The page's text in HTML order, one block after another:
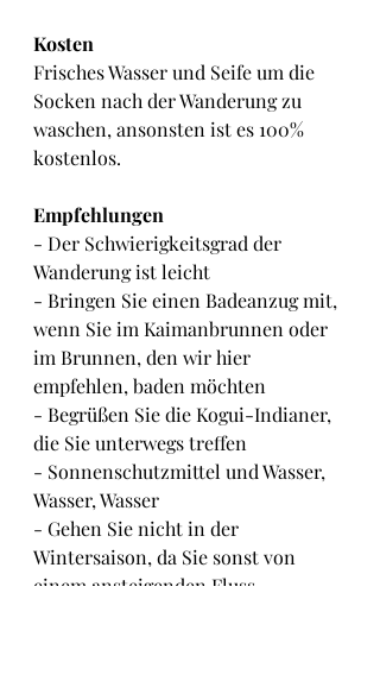
Kosten
Frisches Wasser und Seife um die
Socken nach der Wanderung zu
waschen, ansonsten ist es 100%
kostenlos.
Empfehlungen
- Der Schwierigkeitsgrad der
Wanderung ist leicht
- Bringen Sie einen Badeanzug mit,
wenn Sie im Kaimanbrunnen oder
im Brunnen, den wir hier
empfehlen, baden möchten
- Begrüßen Sie die Kogui-Indianer,
die Sie unterwegs treffen
- Sonnenschutzmittel und Wasser,
Wasser, Wasser
- Gehen Sie nicht in der
Wintersaison, da Sie sonst von
einem ansteigenden Fluss